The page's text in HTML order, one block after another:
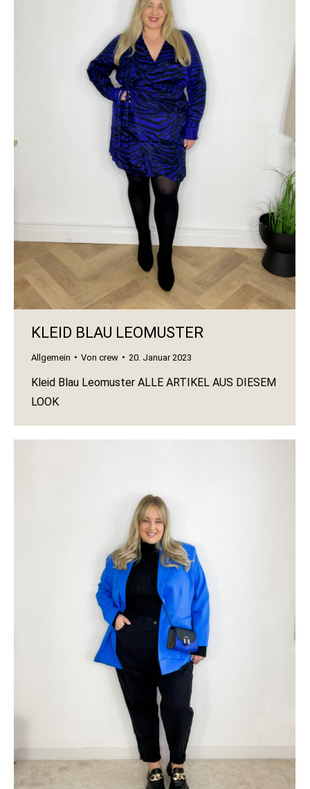
KLEID BLAU LEOMUSTER
Allgemein Von crew 20. Januar 2023
Kleid Blau Leomuster ALLE ARTIKEL AUS DIESEM
LOOK